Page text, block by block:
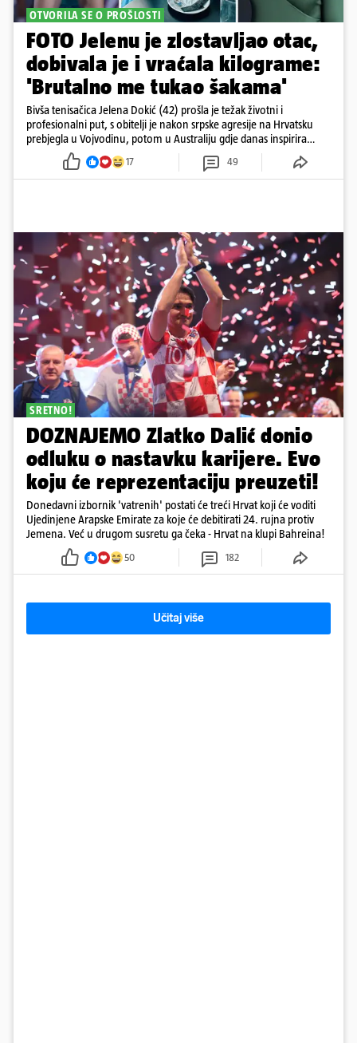
OTVORILA SE O PROŠLOSTI
FOTO Jelenu je zlostavljao otac,
dobivala je i vraćala kilograme:
'Brutalno me tukao šakama'
Bivša tenisačica Jelena Dokić (42) prošla je težak životni i
profesionalni put, s obitelji je nakon srpske agresije na Hrvatsku
prebjegla u Vojvodinu, potom u Australiju gdje danas inspirira
17 49
SRETNO!
DOZNAJEMO Zlatko Dalić donio
odluku o nastavku karijere. Evo
koju će reprezentaciju preuzeti!
Donedavni izbornik 'vatrenih' postati će treći Hrvat koji će voditi
Ujedinjene Arapske Emirate za koje će debitirati 24. rujna protiv
Jemena. Već u drugom susretu ga čeka - Hrvat na klupi Bahreina!
50 182
Učitaj više